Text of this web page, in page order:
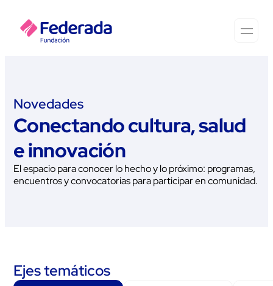
Novedades
Conectando cultura, salud
e innovación
El espacio para conocer lo hecho y lo próximo: programas,
encuentros y convocatorias para participar en comunidad.
Ejes temáticos